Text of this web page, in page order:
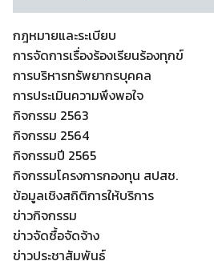
กฎหมายและระเบียบ
การจัดการเรื่องร้องเรียนร้องทุกข์
การบริหารทรัพยากรบุคคล
การประเมินความพึงพอใจ
กิจกรรม 2563
กิจกรรม 2564
กิจกรรมปี 2565
กิจกรรมโครงการกองทุน สปสช.
ข้อมูลเชิงสถิติการให้บริการ
ข่าวกิจกรรม
ข่าวจัดซื้อจัดจ้าง
ข่าวประชาสัมพันธ์